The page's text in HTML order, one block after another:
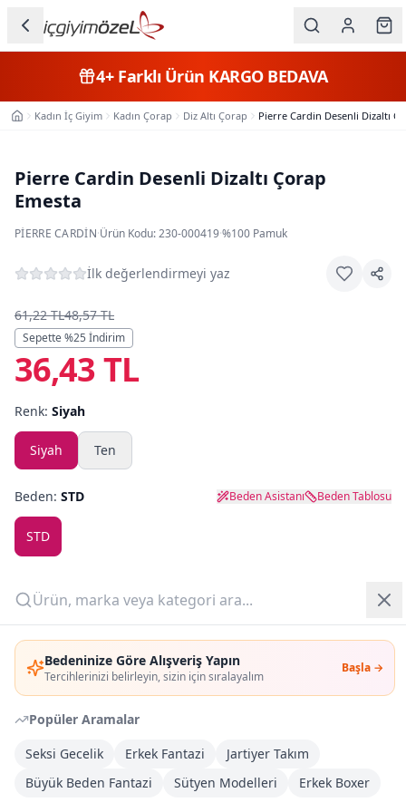
Bedeninize Göre Alışveriş Yapın
Tercihlerinizi belirleyin, sizin için sıralayalım
Başla →
Popüler Aramalar
Seksi Gecelik
Erkek Fantazi
Jartiyer Takım
Büyük Beden Fantazi
Sütyen Modelleri Erkek Boxer
Kategorileri
Çocuk
Beden
Markalar
Plaj & Mayo
Yazlık Pijama
Yeni Gelenler
Giriş Yap
Üye Ol
4+Farklı Ürün KARGO BEDAVA
Ana SayfaKadın İç Giyim Kadın Çorap Diz Altı Çorap Pierre Cardin Desenli Dizaltı
Pierre Cardin Desenli Dizaltı Çorap
Emesta
PIERRE CARDIN·Ürün Kodu:230-000419·%100 Pamuk
İlk değerlendirmeyi yaz
61,22 TL48,57 TL
Sepette %25 İndirim
36,43 TL
Renk: Siyah
Siyah Ten
Beden: STD Beden Asistanı Beden Tablosu
STD
Adet:
Sepete Ekle
Şimdi Al
DHL Kargoya Teslim